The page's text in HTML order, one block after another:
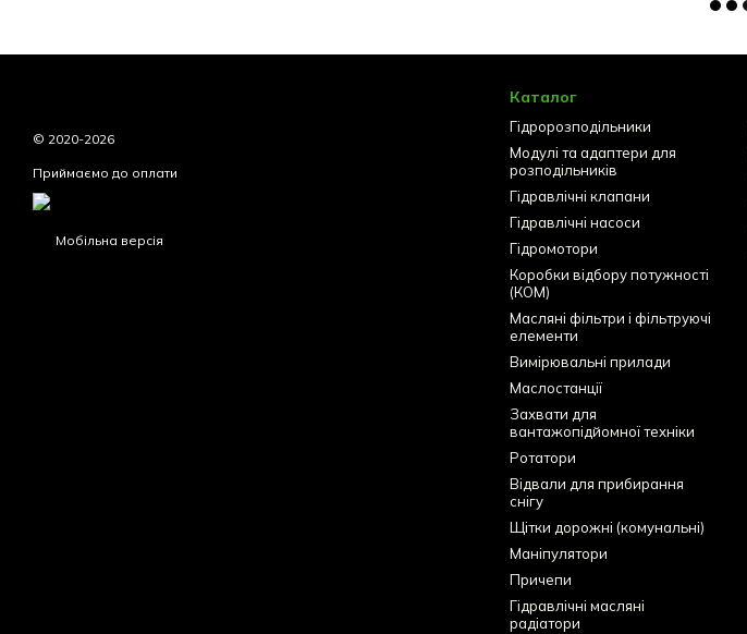
© 2020-2026
Приймаємо до оплати
Мобільна версія
Каталог
Гідророзподільники
Модулі та адаптери для
розподільників
Гідравлічні клапани
Гідравлічні насоси
Гідромотори
Коробки відбору потужності
(КОМ)
Масляні фільтри і фільтруючі
елементи
Вимірювальні прилади
Маслостанції
Захвати для
вантажопідйомної техніки
Ротатори
Відвали для прибирання
снігу
Щітки дорожні (комунальні)
Маніпулятори
Причепи
Гідравлічні масляні
радіатори